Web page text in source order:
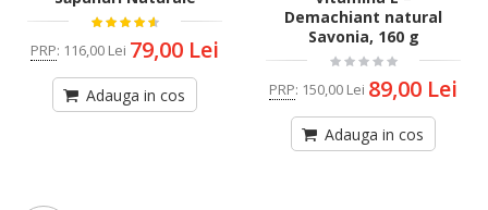
PRP: 116,00 Lei 79,00 Lei
Adauga in cos
Demachiant natural
Savonia, 160 g
PRP: 150,00 Lei 89,00 Lei
Adauga in cos